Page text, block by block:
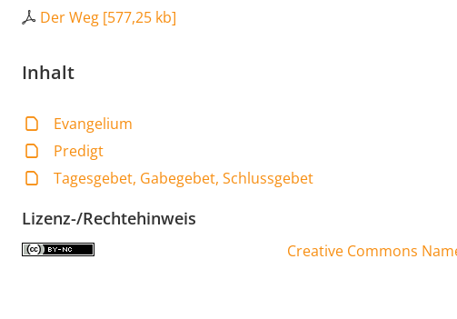
Der Weg [577,25 kb]
Inhalt
Evangelium
Predigt
Tagesgebet, Gabegebet, Schlussgebet
Lizenz-/Rechtehinweis
Creative Commons